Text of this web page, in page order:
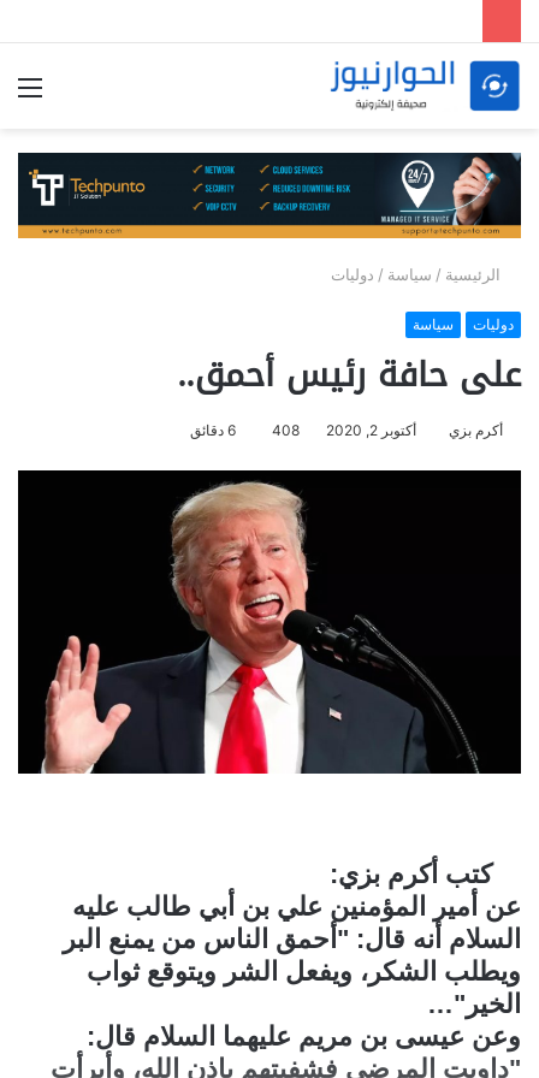
الرئيسية / سياسة / دوليات
دوليات سياسة
على حافة رئيس أحمق..
أكرم بزي أكتوبر 2, 2020 408
كتب أكرم بزي:
عن أمير المؤمنين علي بن أبي طالب عليه
السلام أنه قال: "أحمق الناس من يمنع البر
ويطلب الشكر، ويفعل الشر ويتوقع ثواب
الخير"…
وعن عيسى بن مريم عليهما السلام قال:
"داويت المرضى فشفيتهم بإذن الله، وأبرأت